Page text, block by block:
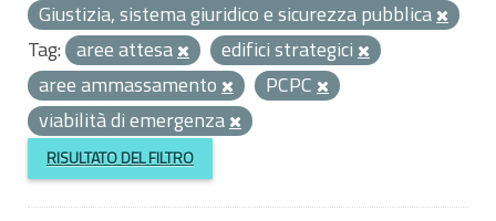
Giustizia, sistema giuridico e sicurezza pubblica
Tag: aree attesa
edifici strategici
aree ammassamento
PCPC
viabilità di emergenza
RISULTATO DEL FILTRO